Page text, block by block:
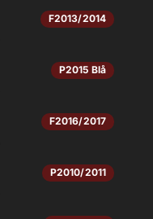
F2013/2014
P2015 Blå
F2016/2017
P2010/2011